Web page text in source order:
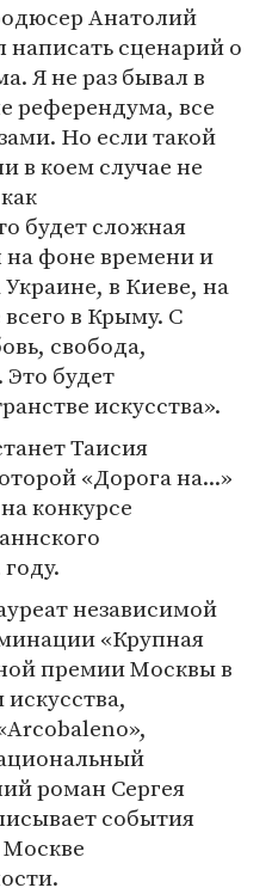
Анатолий
сценарий о
Я не раз бывал в
референдума, все
Но если такой
в коем случае не
будет сложная
на фоне времени и
в Киеве, на
в Крыму. С
свобода,
будет
искусства».
Таисия
«Дорога на...»
конкурсе
независимой
«Крупная
премии Москвы в
роман Сергея
события